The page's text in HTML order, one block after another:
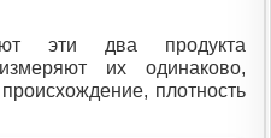
эти два продукта
их одинаково,
плотность